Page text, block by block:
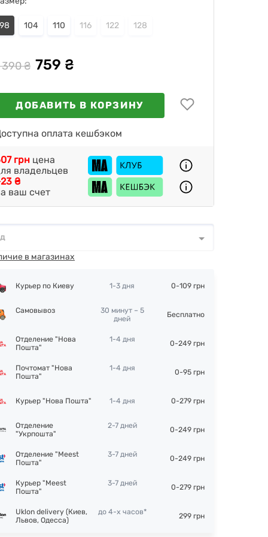
98 104 110 116 122 128
390 ₴ 759 ₴
ДОБАВИТЬ В КОРЗИНУ
оплата кешбэком
₴
ваш счет
грн цена
владельцев
*
в магазинах
Курьер по Киеву 1-3 дня 0-109 грн
Самовывоз
30 минут – 5
дней
Бесплатно
Отделение "Нова
Пошта"
1-4 дня 0-249 грн
Почтомат "Нова
Пошта"
1-4 дня 0-95 грн
Курьер "Нова Пошта" 1-4 дня 0-279 грн
Отделение
"Укрпошта"
2-7 дней 0-249 грн
Отделение "Meest
Пошта"
3-7 дней 0-249 грн
Курьер "Meest
Пошта"
3-7 дней 0-279 грн
Uklon delivery (Киев,
Львов, Одесса)
до 4-х часов* 299 грн